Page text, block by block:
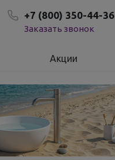
+7 (800) 350-44-36
Заказать звонок
Акции